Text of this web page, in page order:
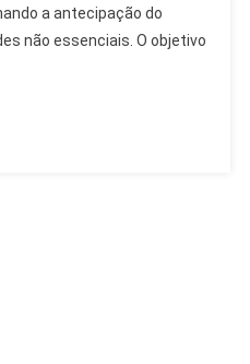
a antecipação do
não essenciais. O objetivo